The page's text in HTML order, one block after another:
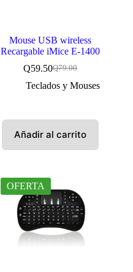
Mouse USB wireless
Recargable iMice E-1400
Q79.00
El
precio
Q79.00.
Q59.50El
precio
Q59.50.
Teclados y Mouses
Añadir al carrito
OFERTA